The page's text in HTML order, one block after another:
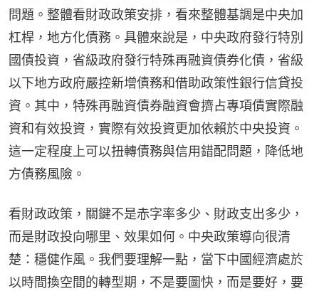
問題。整體看財政政策安排，看來整體基調是中央加
杠桿，地方化債務。具體來說是，中央政府發行特別
國債投資，省級政府發行特殊再融資債券化債，省級
以下地方政府嚴控新增債務和借助政策性銀行信貸投
資。其中，特殊再融資債券融資會擠占專項債實際融
資和有效投資，實際有效投資更加依賴於中央投資。
這一定程度上可以扭轉債務與信用錯配問題，降低地
方債務風險。
看財政政策，關鍵不是赤字率多少、財政支出多少，
而是財政投向哪里、效果如何。中央政策導向很清
楚：穩健作風。我們要理解一點，當下中國經濟處於
以時間換空間的轉型期，不是要圖快，而是要好，要